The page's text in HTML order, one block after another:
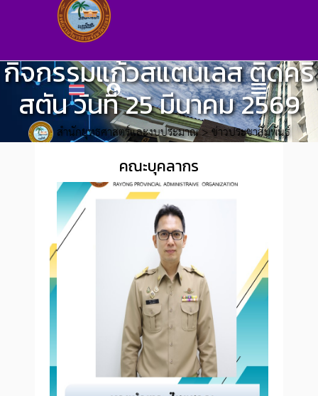
กิจกรรมแก้วสแตนเลส ติดคริ
สตัน วันที่ 25 มีนาคม 2569
สำนักยุทธศาสตร์และงบประมาณ>ข่าวประชาสัมพันธ์
คณะบุคลากร